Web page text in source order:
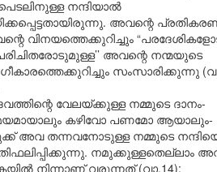
നന്ദിയാൽ
അവന്റെ
വിനയത്തെക്കുറിച്ചും
അവന്റെ നന്മയുടെ
സംസാരിക്കുന്നു
വേലയ്ക്കുള്ള നമ്മുടെ ദാനം-
കഴിവോ പണമോ ആയാലും-
അവ തന്നവനോടുള്ള നമ്മുടെ
നമുക്കുള്ളതെല്ലാം
നിന്നാണ് വരുന്നത് (വാ.14);